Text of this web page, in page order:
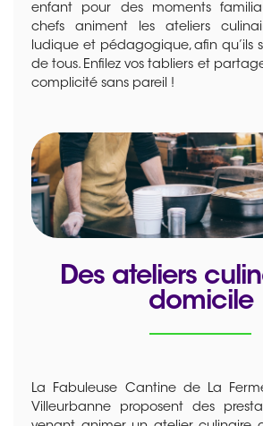
enfant pour des moments
chefs animent les ateliers
ludique et pédagogique, afin qu’ils
de tous. Enfilez vos tabliers et
complicité sans pareil !
Des ateliers
domicile
La Fabuleuse Cantine de La
Villeurbanne proposent des